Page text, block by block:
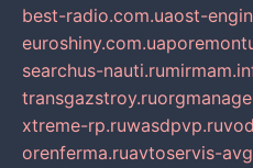
best-radio.com.uaost-
euroshiny.com.ua
searchus-nauti.ru
transgazstroy.ru
xtreme-rp.ruwasdpvp.ru
orenferma.ruavtoservis-